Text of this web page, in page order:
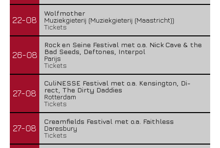
22-08
Wolfmother
Muziekgieterij (Muziekgieterij (Maastricht))
Tickets
26-08
Rock en Seine Festival met o.a. Nick Cave & the
Bad Seeds, Deftones, Interpol
Parijs
Tickets
27-08
CuliNESSE Festival met o.a. Kensington, Di-
rect, The Dirty Daddies
Rotterdam
Tickets
27-08
Creamfields Festival met o.a. Faithless
Daresbury
Tickets